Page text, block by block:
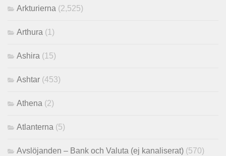
Arkturierna (2,525)
Arthura (1)
Ashira (15)
Ashtar (453)
Athena (2)
Atlanterna (5)
Avslöjanden – Bank och Valuta (ej kanaliserat) (570)